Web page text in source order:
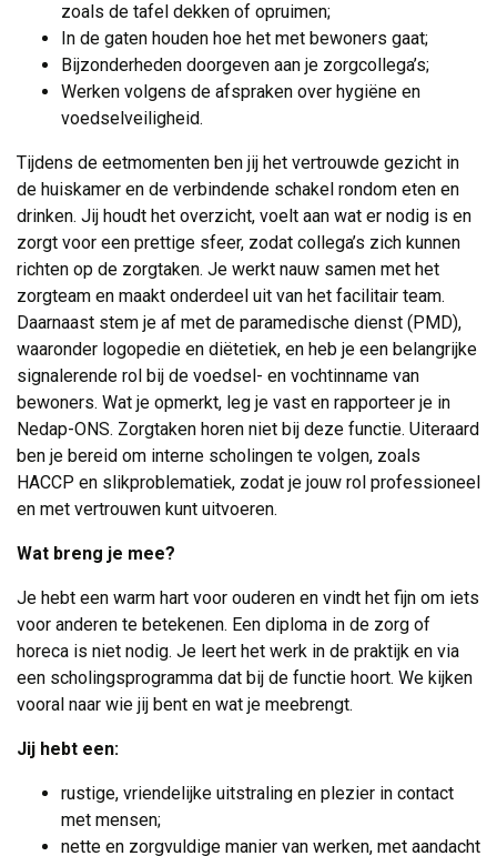
zoals de tafel dekken of opruimen;
In de gaten houden hoe het met bewoners gaat;
Bijzonderheden doorgeven aan je zorgcollega’s;
Werken volgens de afspraken over hygiëne en
voedselveiligheid.
Tijdens de eetmomenten ben jij het vertrouwde gezicht in
de huiskamer en de verbindende schakel rondom eten en
drinken. Jij houdt het overzicht, voelt aan wat er nodig is en
zorgt voor een prettige sfeer, zodat collega’s zich kunnen
richten op de zorgtaken. Je werkt nauw samen met het
zorgteam en maakt onderdeel uit van het facilitair team.
Daarnaast stem je af met de paramedische dienst (PMD),
waaronder logopedie en diëtetiek, en heb je een belangrijke
signalerende rol bij de voedsel- en vochtinname van
bewoners. Wat je opmerkt, leg je vast en rapporteer je in
Nedap-ONS. Zorgtaken horen niet bij deze functie. Uiteraard
ben je bereid om interne scholingen te volgen, zoals
HACCP en slikproblematiek, zodat je jouw rol professioneel
en met vertrouwen kunt uitvoeren.
Wat breng je mee?
Je hebt een warm hart voor ouderen en vindt het fijn om iets
voor anderen te betekenen. Een diploma in de zorg of
horeca is niet nodig. Je leert het werk in de praktijk en via
een scholingsprogramma dat bij de functie hoort. We kijken
vooral naar wie jij bent en wat je meebrengt.
Jij hebt een:
rustige, vriendelijke uitstraling en plezier in contact
met mensen;
nette en zorgvuldige manier van werken, met aandacht